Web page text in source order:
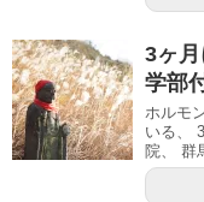
3ヶ
学部
ホルモ
いる、
院、 群